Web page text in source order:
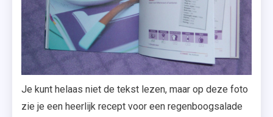
Je kunt helaas niet de tekst lezen, maar op deze foto
zie je een heerlijk recept voor een regenboogsalade